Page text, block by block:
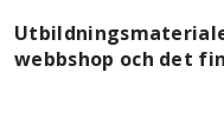
webbshop och det